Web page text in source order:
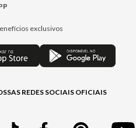
exclusivos
REDES SOCIAIS OFICIAIS